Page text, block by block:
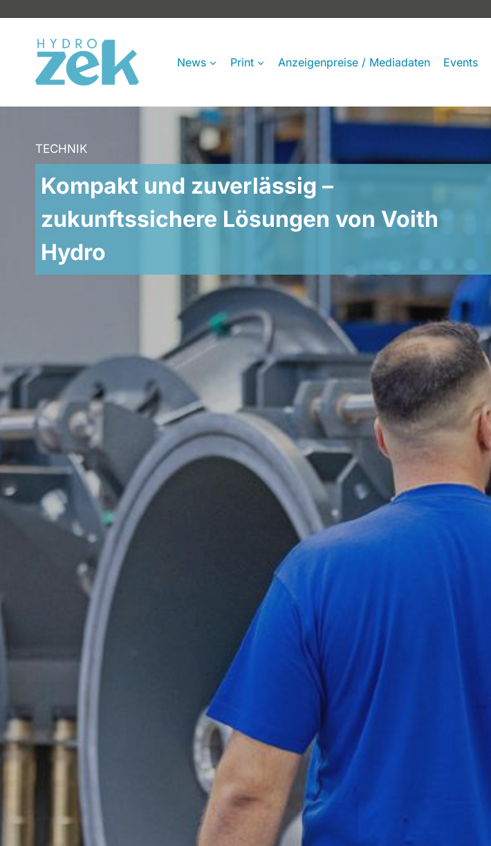
springen
News Print Anzeigenpreise / Mediadaten Events
TECHNIK
Kompakt und zuverlässig –
zukunftssichere Lösungen von Voith
Hydro